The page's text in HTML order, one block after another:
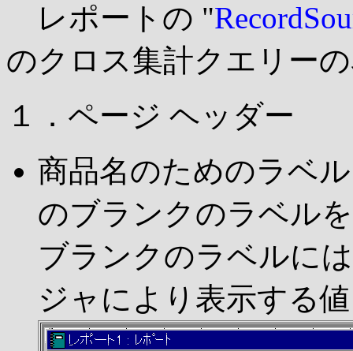
レポートの "
のクロス集計クエリー
１．ページ ヘッダー
商品名のためのラベ
のブランクのラベル
ブランクのラベルに
ジャにより表示する